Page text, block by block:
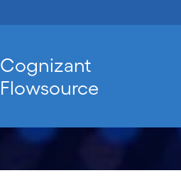
Cognizant
Flowsource